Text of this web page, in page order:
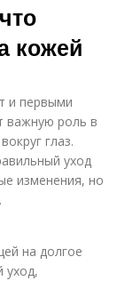
кожей
и первыми
важную роль в
глаз.
уход
изменения, но
на долгое
уход,